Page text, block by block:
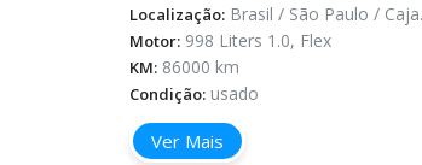
Localização: Brasil / São Paulo / Cajamar
Motor: 998 Liters 1.0, Flex
KM: 86000 km
Condição: usado
Ver Mais